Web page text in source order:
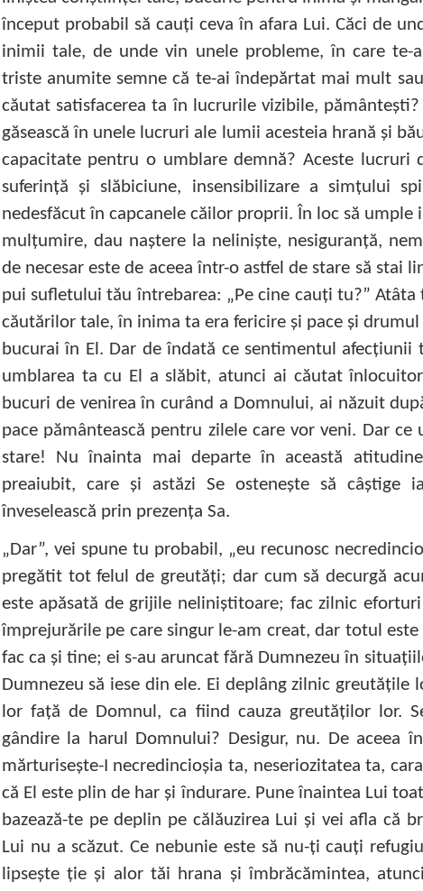
început probabil să cauţi ceva în afara Lui. Căci de
inimii tale, de unde vin unele probleme, în care te-
triste anumite semne că te-ai îndepărtat mai mult
căutat satisfacerea ta în lucrurile vizibile,
găsească în unele lucruri ale lumii acesteia hrană şi
capacitate pentru o umblare demnă? Aceste
suferinţă şi slăbiciune, insensibilizare a simţului
nedesfăcut în capcanele căilor proprii. În loc să umple
mulţumire, dau naştere la nelinişte, nesiguranţă,
de necesar este de aceea într-o astfel de stare să stai
pui sufletului tău întrebarea: „Pe cine cauţi tu?”
căutărilor tale, în inima ta era fericire şi pace şi
bucurai în El. Dar de îndată ce sentimentul
umblarea ta cu El a slăbit, atunci ai căutat
bucuri de venirea în curând a Domnului, ai năzuit
pace pământească pentru zilele care vor veni. Dar
stare! Nu înainta mai departe în această
preaiubit, care şi astăzi Se osteneşte să câştige
înveselească prin prezenţa Sa.
„Dar”, vei spune tu probabil, „eu recunosc
pregătit tot felul de greutăţi; dar cum să decurgă
este apăsată de grijile neliniştitoare; fac zilnic
împrejurările pe care singur le-am creat, dar totul este
fac ca şi tine; ei s-au aruncat fără Dumnezeu în
Dumnezeu să iese din ele. Ei deplâng zilnic greutăţile
lor faţă de Domnul, ca fiind cauza greutăţilor lor.
gândire la harul Domnului? Desigur, nu. De aceea
mărturiseşte-I necredincioşia ta, neseriozitatea ta,
că El este plin de har şi îndurare. Pune înaintea Lui
bazează-te pe deplin pe călăuzirea Lui şi vei afla că
Lui nu a scăzut. Ce nebunie este să nu-ţi cauţi
lipseşte ţie şi alor tăi hrana şi îmbrăcămintea,